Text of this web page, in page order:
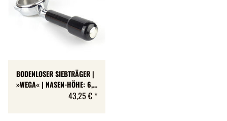
BODENLOSER SIEBTRÄGER |
»WEGA« | NASEN-HÖHE: 6,5
43,25 € *